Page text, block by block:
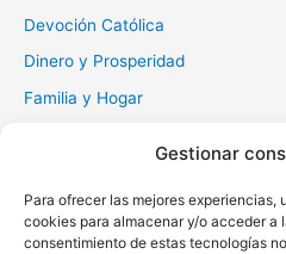
Gestionar
Para ofrecer las mejores
cookies para almacenar y/o acceder a
consentimiento de estas tecnologías
Devoción Católica
Dinero y Prosperidad
Familia y Hogar
Muerte y Difuntos
Oraciones Diarias